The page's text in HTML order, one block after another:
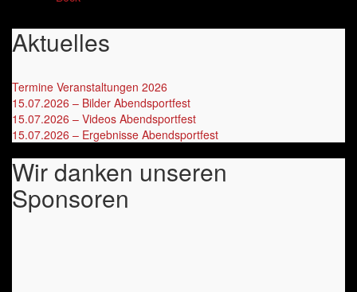
Aktuelles
Termine Veranstaltungen 2026
15.07.2026 – Bilder Abendsportfest
15.07.2026 – Videos Abendsportfest
15.07.2026 – Ergebnisse Abendsportfest
Wir danken unseren
Sponsoren